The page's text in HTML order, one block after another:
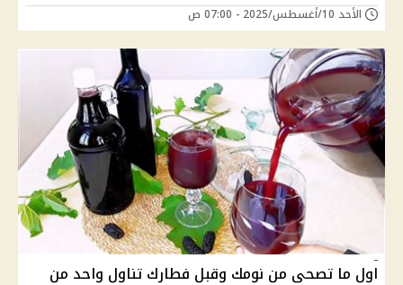
الأحد 10/أغسطس/2025 - 07:00 ص
اول ما تصحى من نومك وقبل فطارك تناول واحد من